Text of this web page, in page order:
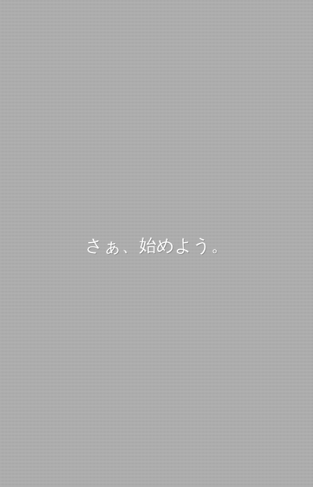
さぁ、始めよう。